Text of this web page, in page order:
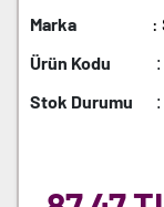
Marka
:
Ürün Kodu
Stok Durumu